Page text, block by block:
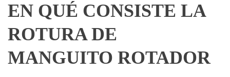
EN QUÉ CONSISTE LA
ROTURA DE
MANGUITO ROTADOR